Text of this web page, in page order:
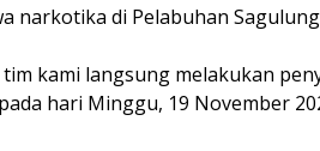
narkotika di Pelabuhan
kami langsung melakukan
hari Minggu, 19 November